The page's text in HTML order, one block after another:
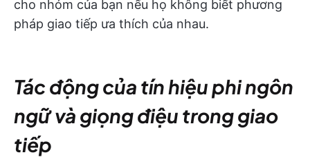
cho nhóm của bạn nếu họ không biết phương
pháp giao tiếp ưa thích của nhau.
Tác động của tín hiệu phi ngôn
ngữ và giọng điệu trong giao
tiếp